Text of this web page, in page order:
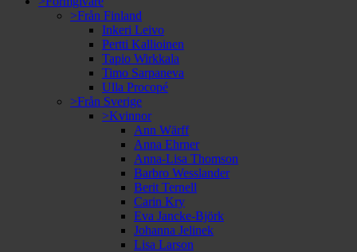
>Från Finland
Inkeri Leivo
Pertti Kallioinen
Tapio Wirkkala
Timo Sarpaneva
Ulla Procopé
>Från Sverige
>Kvinnor
Ann Wärff
Anna Ehrner
Anna-Lisa Thomson
Barbro Wesslander
Berit Ternell
Carin Kry
Eva Jancke-Björk
Johanna Jelinek
Lisa Larson